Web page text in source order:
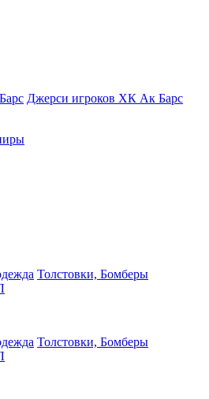
Джерси игроков ХК Ак Барс
Толстовки, Бомберы
Толстовки, Бомберы